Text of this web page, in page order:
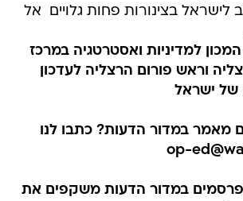
לישראל בצינורות פחות גלויים  אל
למדיניות ואסטרטגיה במרכז
וראש פורום הרצליה לעדכון
של ישראל
מאמר במדור הדעות? כתבו לנו
במדור הדעות משקפים את